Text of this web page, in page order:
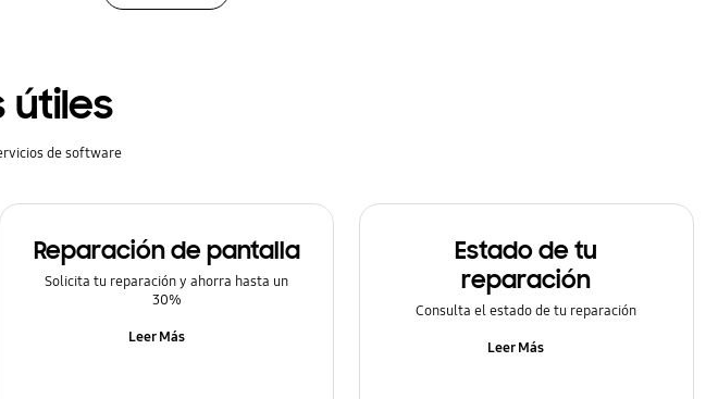
útiles
de software
Reparación de pantalla
Solicita tu reparación y ahorra hasta un
30%
Leer Más
Estado de tu
reparación
Consulta el estado de tu reparación
Leer Más